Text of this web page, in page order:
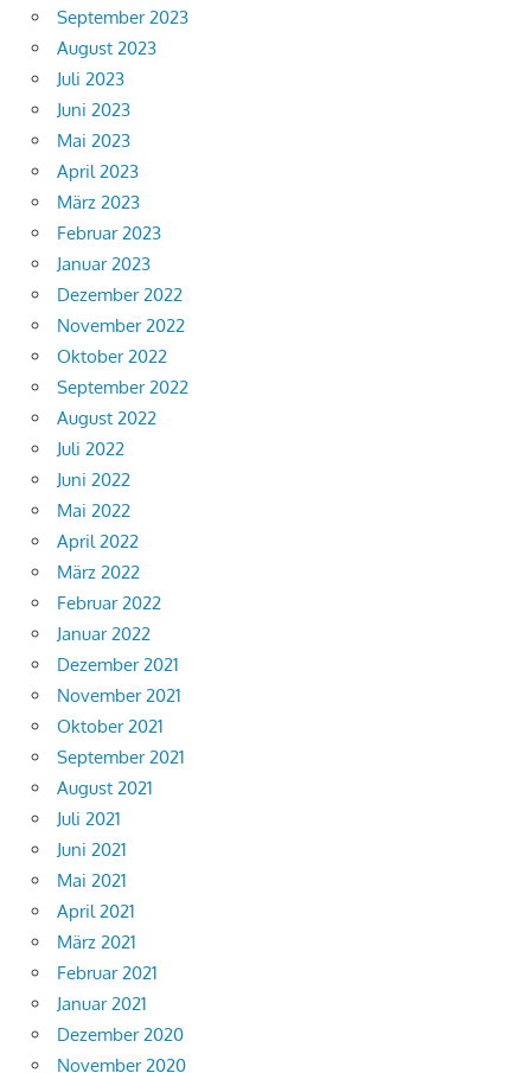
September 2023
August 2023
Juli 2023
Juni 2023
Mai 2023
April 2023
März 2023
Februar 2023
Januar 2023
Dezember 2022
November 2022
Oktober 2022
September 2022
August 2022
Juli 2022
Juni 2022
Mai 2022
April 2022
März 2022
Februar 2022
Januar 2022
Dezember 2021
November 2021
Oktober 2021
September 2021
August 2021
Juli 2021
Juni 2021
Mai 2021
April 2021
März 2021
Februar 2021
Januar 2021
Dezember 2020
November 2020